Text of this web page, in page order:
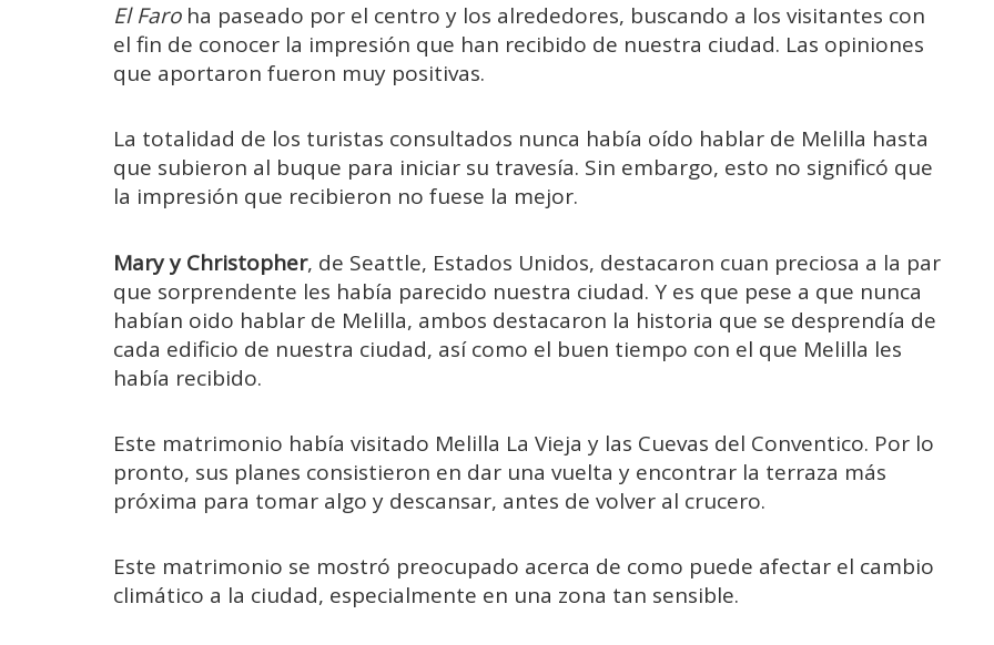
El Faroha paseado por el centro y los alrededores, buscando a los visitantes con
el fin de conocer la impresión que han recibido de nuestra ciudad. Las opiniones
que aportaron fueron muy positivas.
La totalidad de los turistas consultados nunca había oído hablar de Melilla hasta
que subieron al buque para iniciar su travesía. Sin embargo, esto no significó que
la impresión que recibieron no fuese la mejor.
Mary y Christopher, de Seattle, Estados Unidos, destacaron cuan preciosa a la par
que sorprendente les había parecido nuestra ciudad. Y es que pese a que nunca
habían oido hablar de Melilla, ambos destacaron la historia que se desprendía de
cada edificio de nuestra ciudad, así como el buen tiempo con el que Melilla les
había recibido.
Este matrimonio había visitado Melilla La Vieja y las Cuevas del Conventico. Por lo
pronto, sus planes consistieron en dar una vuelta y encontrar la terraza más
próxima para tomar algo y descansar, antes de volver al crucero.
Este matrimonio se mostró preocupado acerca de como puede afectar el cambio
climático a la ciudad, especialmente en una zona tan sensible.